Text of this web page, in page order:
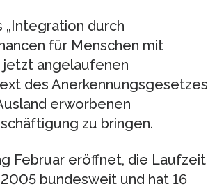
durch
für Menschen mit
jetzt angelaufenen
des Anerkennungsgesetzes
erworbenen
zu bringen.
Februar eröffnet, die Laufzeit
bundesweit und hat 16